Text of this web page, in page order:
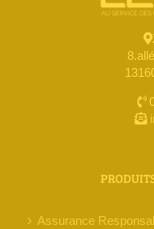
Assurance